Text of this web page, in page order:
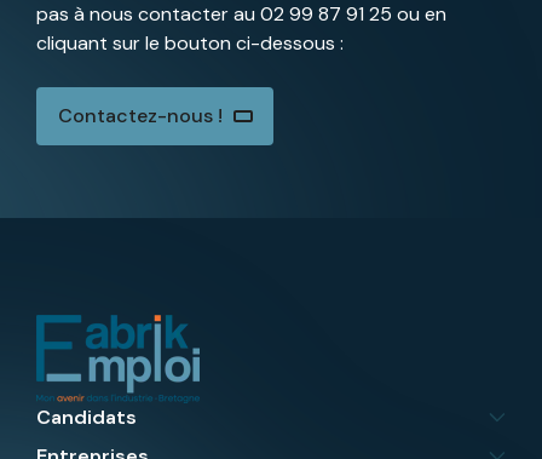
pas à nous contacter au 02 99 87 91 25 ou en
cliquant sur le bouton ci-dessous :
Contactez-nous !
Candidats